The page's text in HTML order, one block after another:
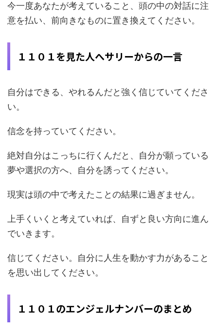
今一度あなたが考えていること、頭の中の対話に注
意を払い、前向きなものに置き換えてください。
１１０１を見た人へサリーからの一言
自分はできる、やれるんだと強く信じていてくださ
い。
信念を持っていてください。
絶対自分はこっちに行くんだと、自分が願っている
夢や選択の方へ、自分を誘ってください。
現実は頭の中で考えたことの結果に過ぎません。
上手くいくと考えていれば、自ずと良い方向に進ん
でいきます。
信じてください。自分に人生を動かす力があること
を思い出してください。
１１０１のエンジェルナンバーのまとめ